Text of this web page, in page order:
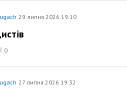
29 липня 2026 19:10
0
27 липня 2026 19:32